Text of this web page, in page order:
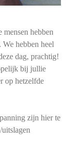
mensen hebben
hebben heel
dag, prachtig!
bij jullie
op hetzelfde
zijn hier te